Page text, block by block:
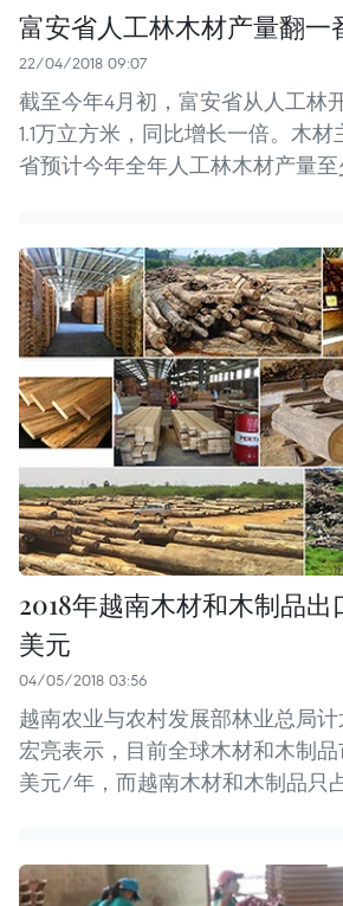
富安省人工林木材产量翻一
22/04/2018 09:07
截至今年4月初，富安省从人工林
1.1万立方米，同比增长一倍。木
省预计今年全年人工林木材产量至
2018年越南木材和木制品
美元
04/05/2018 03:56
越南农业与农村发展部林业总局
宏亮表示，目前全球木材和木制品
美元/年，而越南木材和木制品只